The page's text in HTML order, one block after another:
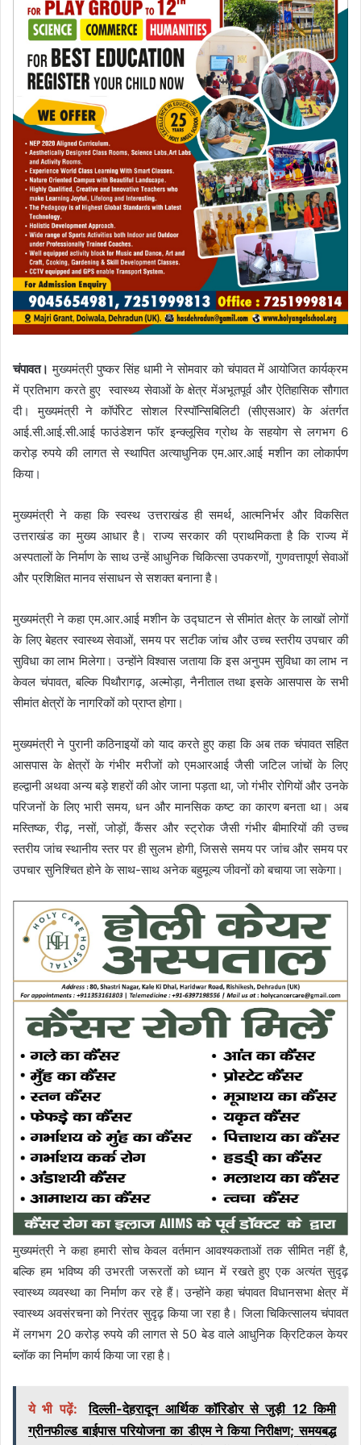
चंपावत। मुख्यमंत्री पुष्कर सिंह धामी ने सोमवार को चंपावत में आयोजित कार्यक्रम
में प्रतिभाग करते हुए स्वास्थ्य सेवाओं के क्षेत्र मेंअभूतपूर्व और ऐतिहासिक सौगात
दी। मुख्यमंत्री ने कॉर्पाेरेट सोशल रिस्पॉन्सिबिलिटी (सीएसआर) के अंतर्गत
आई.सी.आई.सी.आई फाउंडेशन फॉर इन्क्लूसिव ग्रोथ के सहयोग से लगभग 6
करोड़ रुपये की लागत से स्थापित अत्याधुनिक एम.आर.आई मशीन का लोकार्पण
किया।
मुख्यमंत्री ने कहा कि स्वस्थ उत्तराखंड ही समर्थ, आत्मनिर्भर और विकसित
उत्तराखंड का मुख्य आधार है। राज्य सरकार की प्राथमिकता है कि राज्य में
अस्पतालों के निर्माण के साथ उन्हें आधुनिक चिकित्सा उपकरणों, गुणवत्तापूर्ण सेवाओं
और प्रशिक्षित मानव संसाधन से सशक्त बनाना है।
मुख्यमंत्री ने कहा एम.आर.आई मशीन के उद्घाटन से सीमांत क्षेत्र के लाखों लोगों
के लिए बेहतर स्वास्थ्य सेवाओं, समय पर सटीक जांच और उच्च स्तरीय उपचार की
सुविधा का लाभ मिलेगा। उन्होंने विश्वास जताया कि इस अनुपम सुविधा का लाभ न
केवल चंपावत, बल्कि पिथौरागढ़, अल्मोड़ा, नैनीताल तथा इसके आसपास के सभी
सीमांत क्षेत्रों के नागरिकों को प्राप्त होगा।
मुख्यमंत्री ने पुरानी कठिनाइयों को याद करते हुए कहा कि अब तक चंपावत सहित
आसपास के क्षेत्रों के गंभीर मरीजों को एमआरआई जैसी जटिल जांचों के लिए
हल्द्वानी अथवा अन्य बड़े शहरों की ओर जाना पड़ता था, जो गंभीर रोगियों और उनके
परिजनों के लिए भारी समय, धन और मानसिक कष्ट का कारण बनता था। अब
मस्तिष्क, रीढ़, नसों, जोड़ों, कैंसर और स्ट्रोक जैसी गंभीर बीमारियों की उच्च
स्तरीय जांच स्थानीय स्तर पर ही सुलभ होगी, जिससे समय पर जांच और समय पर
उपचार सुनिश्चित होने के साथ-साथ अनेक बहुमूल्य जीवनों को बचाया जा सकेगा।
मुख्यमंत्री ने कहा हमारी सोच केवल वर्तमान आवश्यकताओं तक सीमित नहीं है,
बल्कि हम भविष्य की उभरती जरूरतों को ध्यान में रखते हुए एक अत्यंत सुदृढ़
स्वास्थ्य व्यवस्था का निर्माण कर रहे हैं। उन्होंने कहा चंपावत विधानसभा क्षेत्र में
स्वास्थ्य अवसंरचना को निरंतर सुदृढ़ किया जा रहा है। जिला चिकित्सालय चंपावत
में लगभग 20 करोड़ रुपये की लागत से 50 बेड वाले आधुनिक क्रिटिकल केयर
ब्लॉक का निर्माण कार्य किया जा रहा है।
ये भी पढ़ें:
दिल्ली-देहरादून आर्थिक कॉरिडोर से जुड़ी 12 किमी
ग्रीनफील्ड बाईपास परियोजना का डीएम ने किया निरीक्षण; समयबद्ध